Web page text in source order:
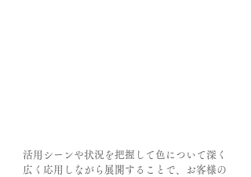
活用シーンや状況を把握して色について深く
広く応用しながら展開することで、お客様の